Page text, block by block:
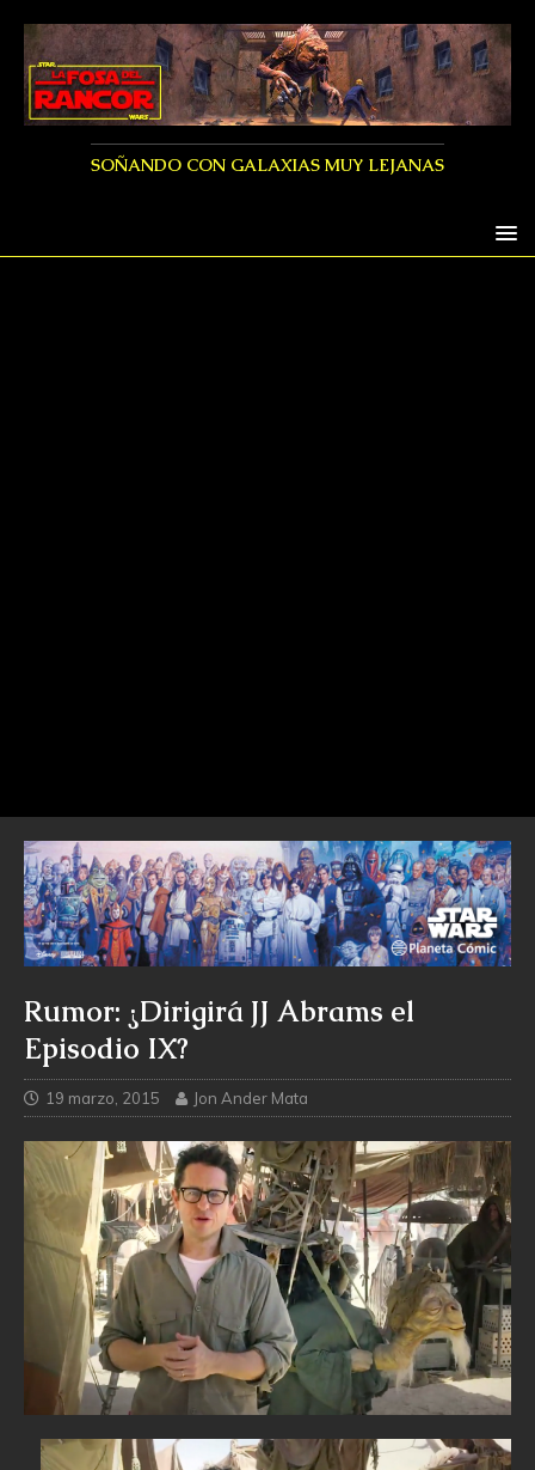
SOÑANDO CON GALAXIAS MUY LEJANAS
Rumor: ¿Dirigirá JJ Abrams el
Episodio IX?
19 marzo, 2015 Jon Ander Mata